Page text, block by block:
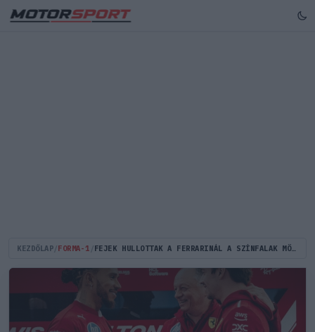
KEZDŐLAP FORMA-1 FEJEK HULLOTTAK A FERRARINÁL A SZÍNFALAK MÖGÖTT, EZ KELLETT LEWIS HAMILTON FELTÁMADÁSÁHOZ